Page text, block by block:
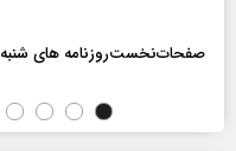
صفحات‌نخست‌روزنامه ها‌ی شنبه ۱۷ مردادماه